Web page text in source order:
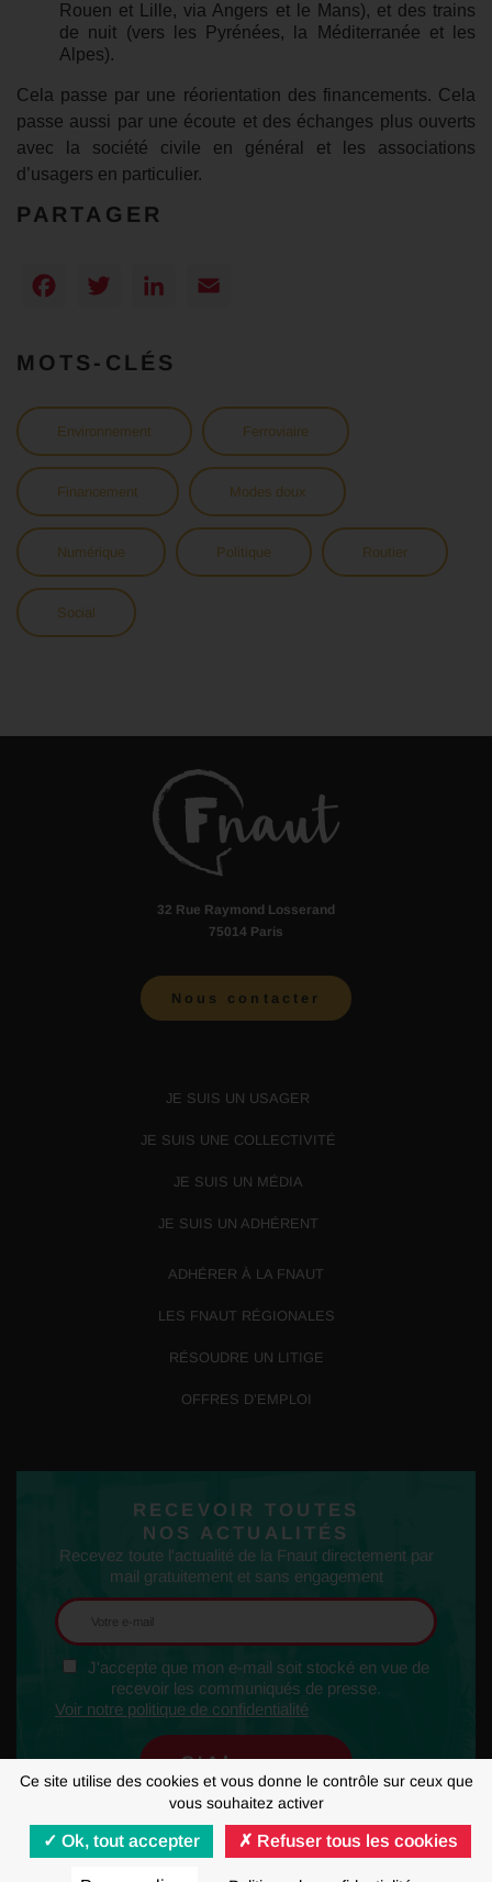
Ce site utilise des cookies et vous donne le contrôle sur ceux que
vous souhaitez activer
Ok, tout accepter Refuser tous les cookies
Rouen et Lille, via Angers et le Mans), et des trains
de nuit (vers les Pyrénées, la Méditerranée et les
Alpes).
Cela passe par une réorientation des financements. Cela
passe aussi par une écoute et des échanges plus ouverts
avec la société civile en général et les associations
d’usagers en particulier.
PARTAGER
Facebook
TwitterLinkedIn
MOTS-CLÉS
Environnement Ferroviaire
Financement Modes doux
Numérique Politique Routier
Social
32 Rue Raymond Losserand
75014 Paris
Nous contacter
JE SUIS UN USAGER
JE SUIS UNE COLLECTIVITÉ
JE SUIS UN MÉDIA
JE SUIS UN ADHÉRENT
ADHÉRER À LA FNAUT
LES FNAUT RÉGIONALES
RÉSOUDRE UN LITIGE
OFFRES D’EMPLOI
RECEVOIR TOUTES
NOS ACTUALITÉS
Recevez toute l'actualité de la Fnaut directement par
mail gratuitement et sans engagement
J'accepte que mon e-mail soit stocké en vue de
recevoir les communiqués de presse.
Voir notre politique de confidentialité